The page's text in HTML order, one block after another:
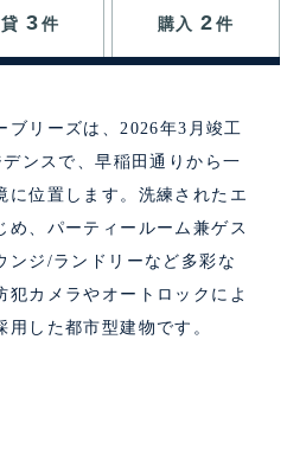
3 件 購入 2 件
ブリーズは、2026年3月竣工
ンスで、早稲田通りから一
に位置します。洗練されたエ
め、パーティールーム兼ゲス
ンジ/ランドリーなど多彩な
犯カメラやオートロックによ
した都市型建物です。